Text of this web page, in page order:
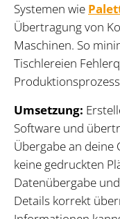
Systemen wie
Übertragung von
Maschinen. So
Tischlereien
Umsetzung:
Software und
Übergabe an deine
keine gedruckten
Datenübergabe
Details korrekt